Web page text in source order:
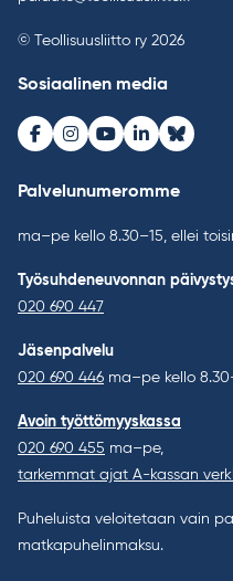
© Teollisuusliitto ry 2026
Sosiaalinen media
Facebook
Instagram
Youtube
LinkedInBluesky
Palvelunumeromme
ma–pe kello 8.30–15, ellei
Työsuhdeneuvonnan
020 690 447
Jäsenpalvelu
020 690 446 ma–pe kello
Avoin työttömyyskassa
020 690 455 ma–pe,
tarkemmat ajat A-kassan
Puheluista veloitetaan vain
matkapuhelinmaksu.